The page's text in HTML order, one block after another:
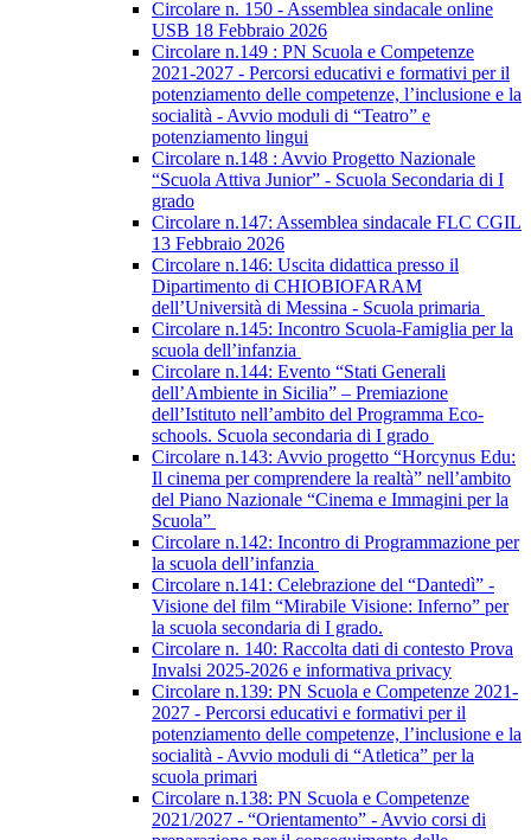
Circolare n. 150 - Assemblea sindacale online
USB 18 Febbraio 2026
Circolare n.149 : PN Scuola e Competenze
2021-2027 - Percorsi educativi e formativi per il
potenziamento delle competenze, l’inclusione e la
socialità - Avvio moduli di “Teatro” e
potenziamento lingui
Circolare n.148 : Avvio Progetto Nazionale
“Scuola Attiva Junior” - Scuola Secondaria di I
grado
Circolare n.147: Assemblea sindacale FLC CGIL
13 Febbraio 2026
Circolare n.146: Uscita didattica presso il
Dipartimento di CHIOBIOFARAM
dell’Università di Messina - Scuola primaria
Circolare n.145: Incontro Scuola-Famiglia per la
scuola dell’infanzia
Circolare n.144: Evento “Stati Generali
dell’Ambiente in Sicilia” – Premiazione
dell’Istituto nell’ambito del Programma Eco-
schools. Scuola secondaria di I grado
Circolare n.143: Avvio progetto “Horcynus Edu:
Il cinema per comprendere la realtà” nell’ambito
del Piano Nazionale “Cinema e Immagini per la
Scuola”
Circolare n.142: Incontro di Programmazione per
la scuola dell’infanzia
Circolare n.141: Celebrazione del “Dantedì” -
Visione del film “Mirabile Visione: Inferno” per
la scuola secondaria di I grado.
Circolare n. 140: Raccolta dati di contesto Prova
Invalsi 2025-2026 e informativa privacy
Circolare n.139: PN Scuola e Competenze 2021-
2027 - Percorsi educativi e formativi per il
potenziamento delle competenze, l’inclusione e la
socialità - Avvio moduli di “Atletica” per la
scuola primari
Circolare n.138: PN Scuola e Competenze
2021/2027 - “Orientamento” - Avvio corsi di